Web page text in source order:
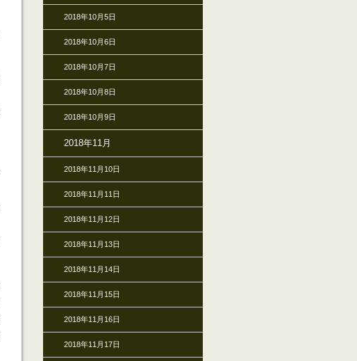
2018年10月5日
2018年10月6日
2018年10月7日
2018年10月8日
2018年10月9日
2018年11月
2018年11月10日
2018年11月11日
2018年11月12日
2018年11月13日
2018年11月14日
2018年11月15日
2018年11月16日
2018年11月17日